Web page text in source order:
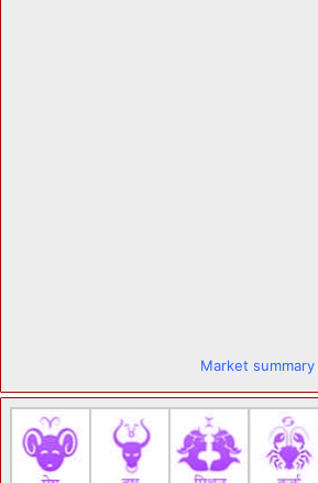
Market summary